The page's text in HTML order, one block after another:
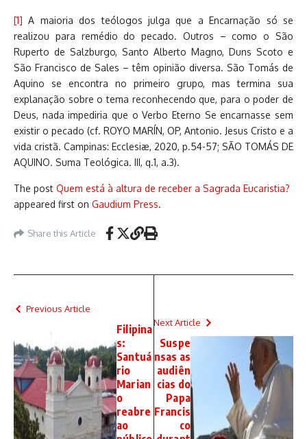
[1] A maioria dos teólogos julga que a Encarnação só se
realizou para remédio do pecado. Outros – como o São
Ruperto de Salzburgo, Santo Alberto Magno, Duns Scoto e
São Francisco de Sales – têm opinião diversa. São Tomás de
Aquino se encontra no primeiro grupo, mas termina sua
explanação sobre o tema reconhecendo que, para o poder de
Deus, nada impediria que o Verbo Eterno Se encarnasse sem
existir o pecado (cf. ROYO MARÍN, OP, Antonio. Jesus Cristo e a
vida cristã. Campinas: Ecclesiæ, 2020, p.54-57; SÃO TOMÁS DE
AQUINO. Suma Teológica. III, q.1, a.3).
The post Quem está à altura de receber a Sagrada Eucaristia?
appeared first on Gaudium Press.
Share this Article
Previous Article
Filipina
s:
Santuá
rio
Marian
o
reabre
ao
Next Article
Suspe
nsas as
audiên
cias do
Papa
Francis
co